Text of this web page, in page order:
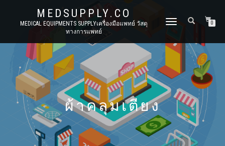
MEDSUPPLY.CO
MEDICAL EQUIPMENTS SUPPLYเครื่องมือแพทย์ วัสดุ
ทางการแพทย์
TOGGLE
0
ผ้าคลุมเตียง